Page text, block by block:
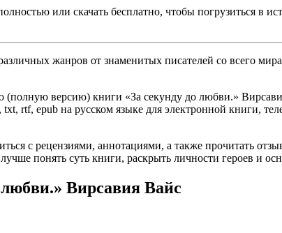
или скачать бесплатно, чтобы погрузиться в
жанров от знаменитых писателей со всего
версию) книги «За секунду до любви.»
rtf, epub на русском языке для электронной книги,
с рецензиями, аннотациями, а также прочитать
понять суть книги, раскрыть личности героев и
любви.» Вирсавия Вайс